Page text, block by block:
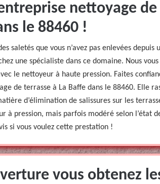
nettoyage de
le 88460 !
saletés que vous n’avez pas enlevées depuis
une spécialiste dans ce domaine. Nous
le nettoyeur à haute pression. Faites
de terrasse à La Baffe dans le 88460. Elle
d’élimination de salissures sur les
à pression, mais parfois modéré selon l’état
si vous voulez cette prestation !
vous obtenez